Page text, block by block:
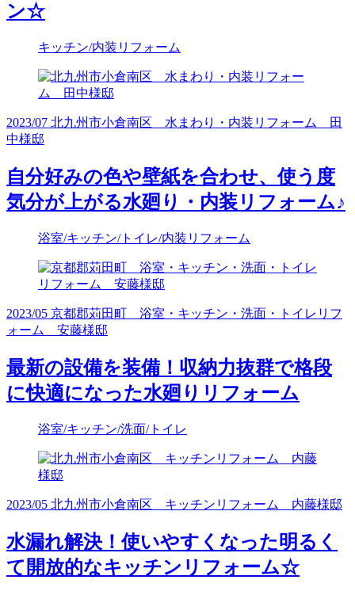
ン☆
キッチン/内装リフォーム
2023/07 北九州市小倉南区 水まわり・内装リフォーム 田
中様邸
自分好みの色や壁紙を合わせ、使う度
気分が上がる水廻り・内装リフォーム♪
浴室/キッチン/トイレ/内装リフォーム
2023/05 京都郡苅田町 浴室・キッチン・洗面・トイレリフ
ォーム 安藤様邸
最新の設備を装備！収納力抜群で格段
に快適になった水廻りリフォーム
浴室/キッチン/洗面/トイレ
2023/05 北九州市小倉南区 キッチンリフォーム 内藤様邸
水漏れ解決！使いやすくなった明るく
て開放的なキッチンリフォーム☆